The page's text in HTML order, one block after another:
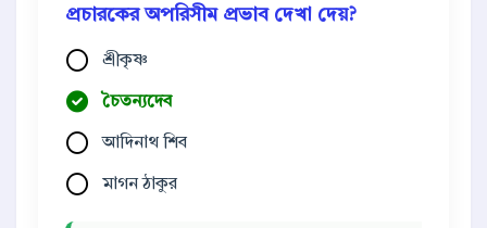
প্রচারকের অপরিসীম প্রভাব দেখা দেয়?
শ্রীকৃষ্ণ
চৈতন্যদেব
আদিনাথ শিব
মাগন ঠাকুর